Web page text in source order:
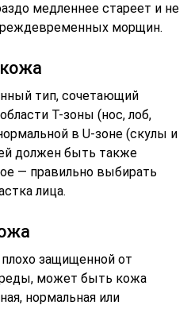
медленнее стареет и не
морщин.
тип, сочетающий
Т-зоны (нос, лоб,
в U-зоне (скулы и
должен быть также
— правильно выбирать
лица.
защищенной от
может быть кожа
нормальная или